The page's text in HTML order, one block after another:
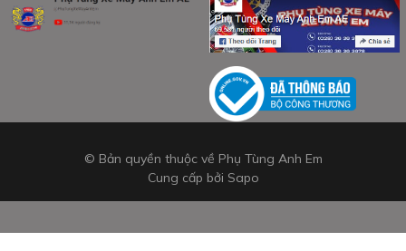
© Bản quyền thuộc về Phụ Tùng Anh Em
Cung cấp bởi Sapo